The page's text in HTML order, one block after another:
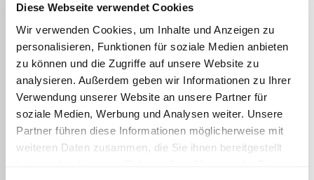
Diese Webseite verwendet Cookies
Wir verwenden Cookies, um Inhalte und Anzeigen zu
personalisieren, Funktionen für soziale Medien anbieten
zu können und die Zugriffe auf unsere Website zu
analysieren. Außerdem geben wir Informationen zu Ihrer
Verwendung unserer Website an unsere Partner für
soziale Medien, Werbung und Analysen weiter. Unsere
Partner führen diese Informationen möglicherweise mit
weiteren Daten zusammen, die Sie ihnen bereitgestellt
donau tätig; seine Karriere begann Kreutzer 1987
bei Walbert-Schmitz, er fungierte bereits neun
Jahre lang als Niederlassungsleiter Wels für den
derzeit größten österreichischen Messebauer
STANDout. Neuer Geschäftsführer von blu donau
ist Simon Damböck (40), Vorsitzender der
Geschäftsführung der Atelier Damböck
Unternehmensgruppe. Unternehmensmitbegründer
und Architekt Wolfgang Kofler bleibt weiterhin mit
seiner ausgezeichneten Designkompetenz für das